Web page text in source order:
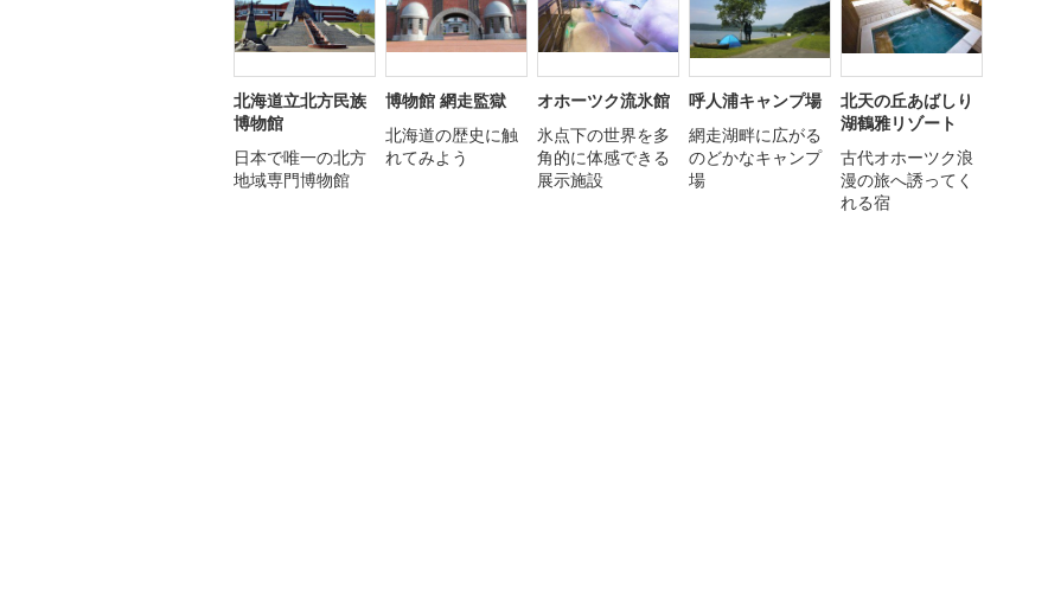
北海道立北方民族
博物館
日本で唯一の北方
地域専門博物館
博物館 網走監獄
北海道の歴史に触
れてみよう
オホーツク流氷館
氷点下の世界を多
角的に体感できる
展示施設
呼人浦キャンプ場
網走湖畔に広がる
のどかなキャンプ
場
北天の丘あばしり
湖鶴雅リゾート
古代オホーツク浪
漫の旅へ誘ってく
れる宿